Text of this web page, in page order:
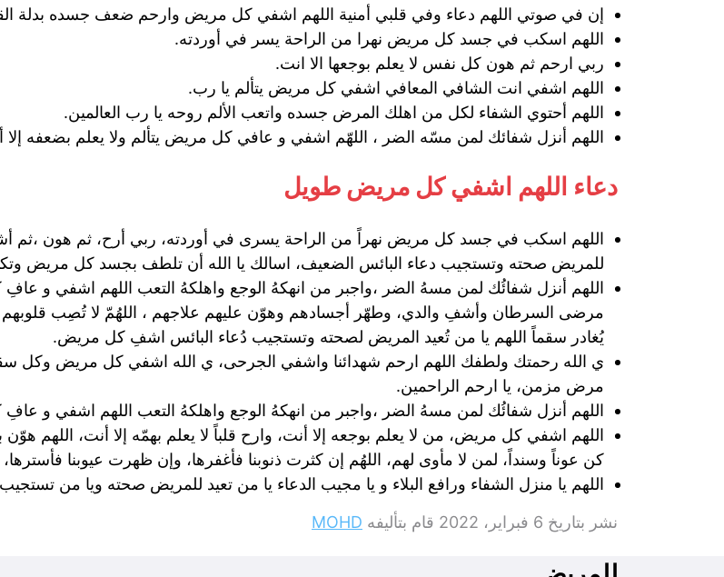
إن في صوتي اللهم دعاء وفي قلبي أمنية اللهم اشفي كل مريض وارحم ضعف جسده بدلة
اللهم اسكب في جسد كل مريض نهرا من الراحة يسر في أوردته.
ربي ارحم ثم هون كل نفس لا يعلم بوجعها الا انت.
اللهم اشفي انت الشافي المعافي اشفي كل مريض يتألم يا رب.
اللهم أحتوي الشفاء لكل من اهلك المرض جسده واتعب الألم روحه يا رب العالمين.
اللهم أنزل شفائك لمن مسّه الضر ، اللهّم اشفي و عافي كل مريض يتألم ولا يعلم بضعفه
دعاء اللهم اشفي كل مريض طويل
اللهم اسكب في جسد كل مريض نهراً من الراحة يسرى في أوردته، ربي أرح، ثم هون ،ثم
للمريض صحته وتستجيب دعاء البائس الضعيف، اسالك يا الله أن تلطف بجسد كل مريض
اللهم أنزل شفائُك لمن مسهُ الضر ،واجبر من انهكهُ الوجع واهلكهُ التعب اللهم اشفي و
مرضى السرطان وأشفِ والدي، وطهّر أجسادهم وهوّن عليهم علاجهم ، اللهُمّ لا تُصِب
يُغادر سقماً اللهم يا من تُعيد المريض لصحته وتستجيب دُعاء البائس اشفِ كل مريض.
ي الله رحمتك ولطفك اللهم ارحم شهدائنا واشفي الجرحى، ي الله اشفي كل مريض وكل
مرض مزمن، يا ارحم الراحمين.
اللهم أنزل شفائُك لمن مسهُ الضر ،واجبر من انهكهُ الوجع واهلكهُ التعب اللهم اشفي و
اللهم اشفي كل مريض، من لا يعلم بوجعه إلا أنت، وارح قلباً لا يعلم بهمّه إلا أنت، اللهم هوّن
كن عوناً وسنداً، لمن لا مأوى لهم، اللهُم إن كثرت ذنوبنا فأغفرها، وإن ظهرت عيوبنا
اللهم يا منزل الشفاء ورافع البلاء و يا مجيب الدعاء يا من تعيد للمريض صحته ويا من
نشر بتاريخ 6 فبراير، 2022 قام بتأليفه MOHD